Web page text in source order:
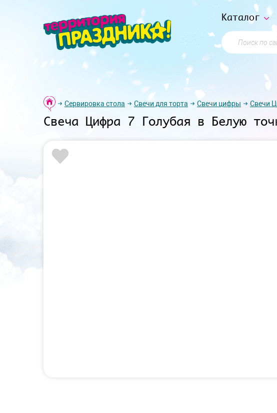
Каталог
Поиск по сайту
Сервировка стола Свечи для торта Свечи цифры Свечи
Свеча Цифра 7 Голубая в Белую